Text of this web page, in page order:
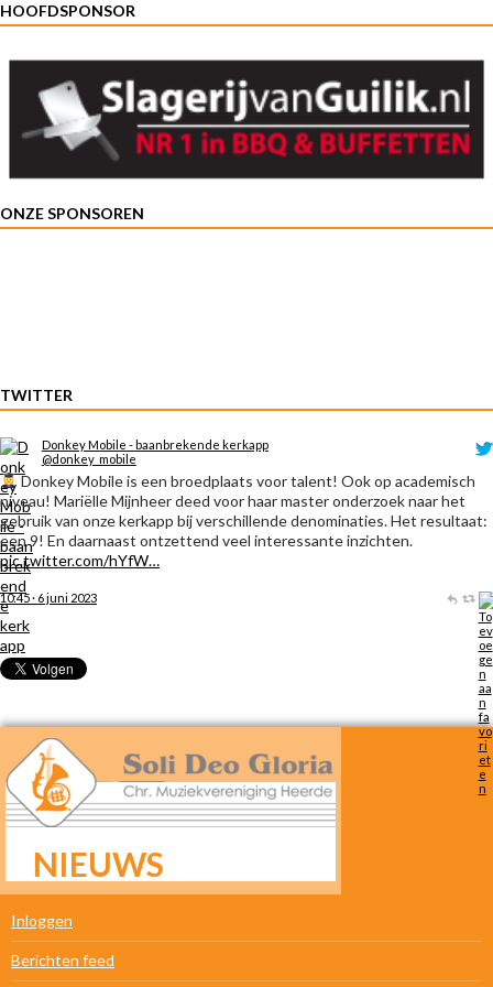
HOOFDSPONSOR
ONZE SPONSOREN
TWITTER
Donkey Mobile - baanbrekende kerkapp
@donkey_mobile
Donkey Mobile is een broedplaats voor talent! Ook op academisch
niveau! Mariëlle Mijnheer deed voor haar master onderzoek naar het
gebruik van onze kerkapp bij verschillende denominaties. Het resultaat:
een 9! En daarnaast ontzettend veel interessante inzichten.
pic.twitter.com/hYfW…
10:45 · 6 juni 2023
NIEUWS
META
Inloggen
Berichten feed